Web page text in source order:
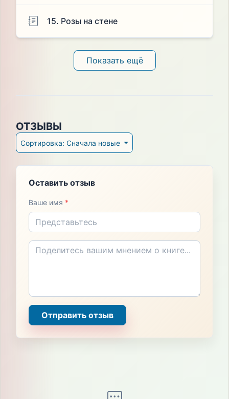
15. Розы на стене
Показать ещё
ОТЗЫВЫ
Сортировка: Сначала новые
Оставить отзыв
Ваше имя *
Отправить отзыв